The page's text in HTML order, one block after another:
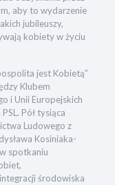
aby to wydarzenie
jubileuszy,
kobiety w życiu
jest Kobietą”
Klubem
i Unii Europejskich
Pół tysiąca
Ludowego z
Kosiniaka-
spotkaniu
środowiska